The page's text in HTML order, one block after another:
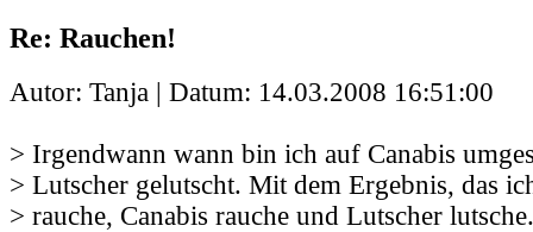
Re: Rauchen!
Autor: Tanja | Datum: 14.03.2008 16:51:00
> Irgendwann wann bin ich auf Canabis
> Lutscher gelutscht. Mit dem Ergebnis, das
> rauche, Canabis rauche und Lutscher lutsche.